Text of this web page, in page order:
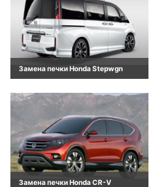
Замена печки Honda Stepwgn
Замена печки Honda CR-V